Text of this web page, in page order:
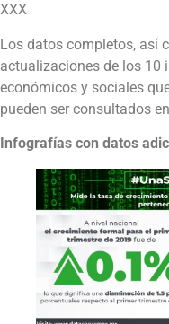
XXX
Los datos completos, así
actualizaciones de los 10
económicos y sociales
pueden ser consultados
Infografías con datos